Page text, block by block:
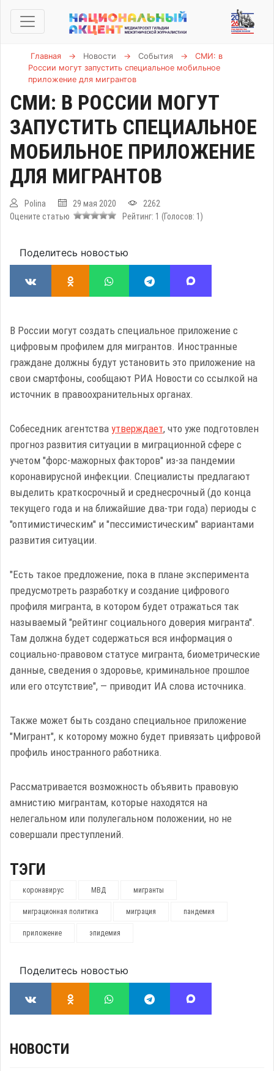
Главная → Новости → События →
СМИ: в
России могут запустить специальное мобильное
приложение для мигрантов
СМИ: В РОССИИ МОГУТ
ЗАПУСТИТЬ СПЕЦИАЛЬНОЕ
МОБИЛЬНОЕ ПРИЛОЖЕНИЕ
ДЛЯ МИГРАНТОВ
Polina 29 мая 2020
2262
Оцените статью
Рейтинг: 1 (Голосов: 1 )
Поделитесь новостью
В России могут создать специальное приложение с
цифровым профилем для мигрантов. Иностранные
граждане должны будут установить это приложение на
свои смартфоны, сообщают РИА Новости со ссылкой на
источник в правоохранительных органах.
Собеседник агентства утверждает, что уже подготовлен
прогноз развития ситуации в миграционной сфере с
учетом "форс-мажорных факторов" из-за пандемии
коронавирусной инфекции. Специалисты предлагают
выделить краткосрочный и среднесрочный (до конца
текущего года и на ближайшие два-три года) периоды с
"оптимистическим" и "пессимистическим" вариантами
развития ситуации.
"Есть такое предложение, пока в плане эксперимента
предусмотреть разработку и создание цифрового
профиля мигранта, в котором будет отражаться так
называемый "рейтинг социального доверия мигранта".
Там должна будет содержаться вся информация о
социально-правовом статусе мигранта, биометрические
данные, сведения о здоровье, криминальное прошлое
или его отсутствие", — приводит ИА слова источника.
Также может быть создано специальное приложение
"Мигрант", к которому можно будет привязать цифровой
профиль иностранного работника.
Рассматривается возможность объявить правовую
амнистию мигрантам, которые находятся на
нелегальном или полулегальном положении, но не
совершали преступлений.
ТЭГИ
коронавирус МВД мигранты
миграционная политика миграция пандемия
приложение эпидемия
Поделитесь новостью
НОВОСТИ